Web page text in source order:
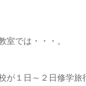
室では・・・。
が１日～２日修学旅